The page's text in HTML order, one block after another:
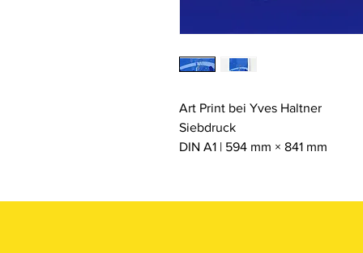
Art Print bei Yves Haltner
Siebdruck
DIN A1 | 594 mm × 841 mm